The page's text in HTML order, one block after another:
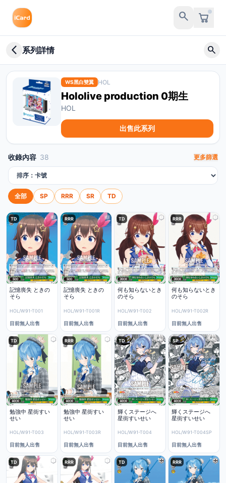
search
arrow_back_ios_new 系列詳情 search
WS黑白雙翼 HOL
Hololive production 0期生
HOL
出售此系列
收錄內容 38 更多篩選
排序方式
全部 SP RRR SR TD
TD
記憶喪失 ときの
そら
HOL/W91-T001
目前無人出售
RRR
記憶喪失 ときの
そら
HOL/W91-T001R
目前無人出售
TD
何も知らないとき
のそら
HOL/W91-T002
目前無人出售
RRR
何も知らないとき
のそら
HOL/W91-T002R
目前無人出售
TD
勉強中 星街すい
せい
HOL/W91-T003
目前無人出售
RRR
勉強中 星街すい
せい
HOL/W91-T003R
目前無人出售
TD
輝くステージへ
星街すいせい
HOL/W91-T004
目前無人出售
SP
輝くステージへ
星街すいせい
HOL/W91-T004SP
目前無人出售
TD RRR TD RRR